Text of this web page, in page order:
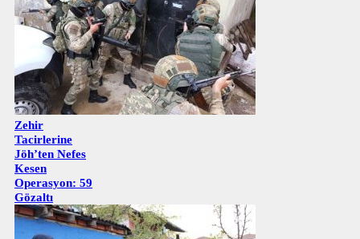
Zehir
Tacirlerine
Jöh’ten Nefes
Kesen
Operasyon: 59
Gözaltı